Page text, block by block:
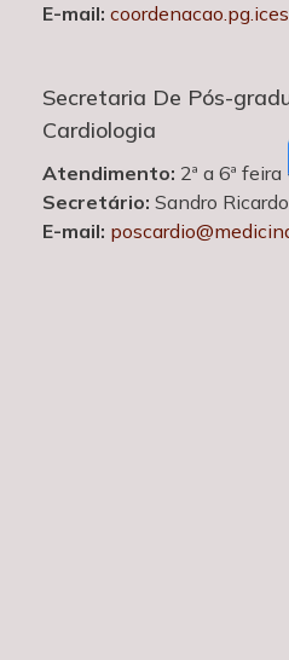
E-mail:
Secretaria De Pós-
Cardiologia
Atendimento: 2ª a 6ª
Secretário: Sandro Ricardo
E-mail: